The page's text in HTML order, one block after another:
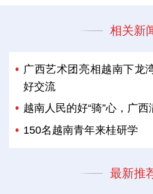
相关新
广西艺术团亮相越南下龙
好交流
越南人民的好“骑”心，广西
150名越南青年来桂研学
最新推